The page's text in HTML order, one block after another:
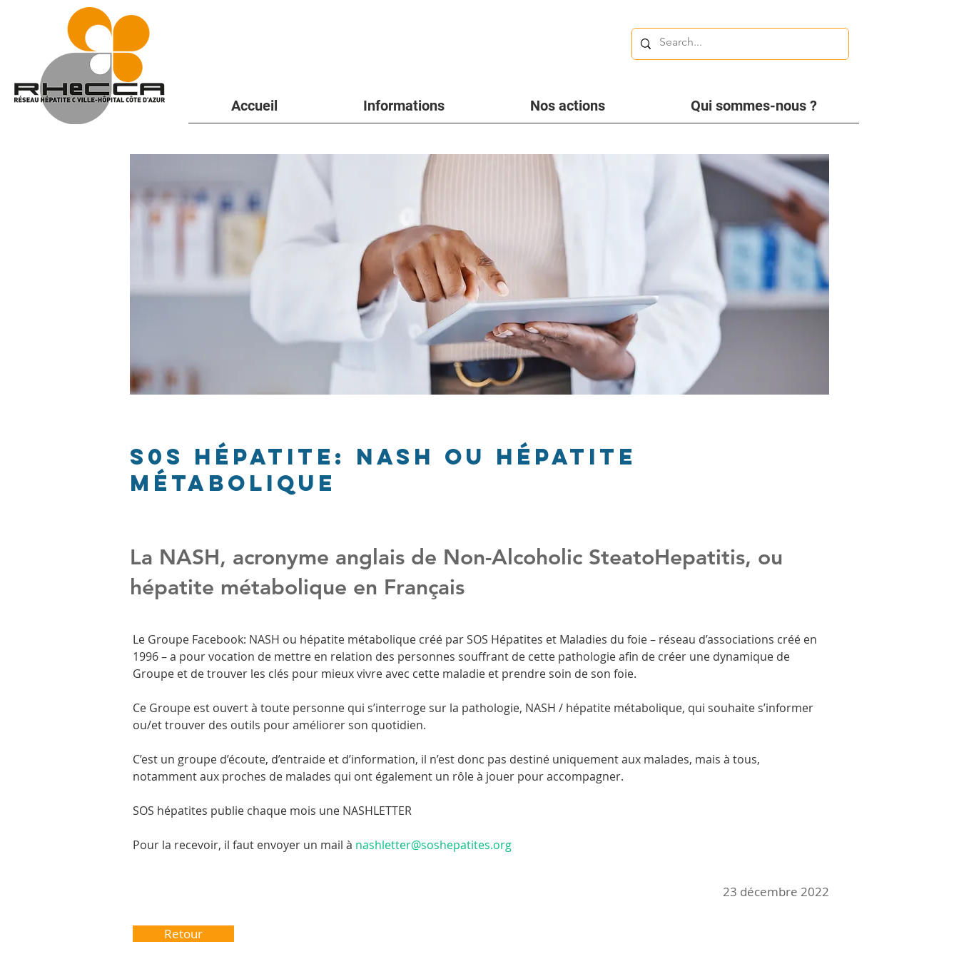
Accueil Informations Nos actions Qui sommes-nous ?
S0S Hépatite: NASH ou hépatite
métabolique
La NASH, acronyme anglais de Non-Alcoholic SteatoHepatitis, ou
hépatite métabolique en Français
Le Groupe Facebook: NASH ou hépatite métabolique créé par SOS Hépatites et Maladies du foie – réseau d’associations créé en
1996 – a pour vocation de mettre en relation des personnes souffrant de cette pathologie afin de créer une dynamique de
Groupe et de trouver les clés pour mieux vivre avec cette maladie et prendre soin de son foie.
Ce Groupe est ouvert à toute personne qui s’interroge sur la pathologie, NASH / hépatite métabolique, qui souhaite s’informer
ou/et trouver des outils pour améliorer son quotidien.
C’est un groupe d’écoute, d’entraide et d’information, il n’est donc pas destiné uniquement aux malades, mais à tous,
notamment aux proches de malades qui ont également un rôle à jouer pour accompagner.
SOS hépatites publie chaque mois une NASHLETTER
Pour la recevoir, il faut envoyer un mail à nashletter@soshepatites.org
23 décembre 2022
Retour